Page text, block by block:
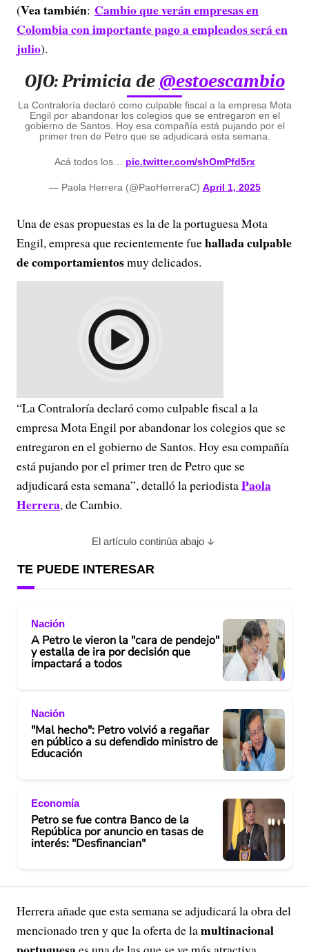
(Vea también: Cambio que verán empresas en
Colombia con importante pago a empleados será en
julio).
OJO: Primicia de @estoescambio
La Contraloría declaró como culpable fiscal a la empresa Mota
Engil por abandonar los colegios que se entregaron en el
gobierno de Santos. Hoy esa compañía está pujando por el
primer tren de Petro que se adjudicará esta semana.
Acá todos los… pic.twitter.com/shOmPfd5rx
— Paola Herrera (@PaoHerreraC) April 1, 2025
Una de esas propuestas es la de la portuguesa Mota
Engil, empresa que recientemente fuehallada culpable
de comportamientosmuy delicados.
“La Contraloría declaró como culpable fiscal a la
empresa Mota Engil por abandonar los colegios que se
entregaron en el gobierno de Santos. Hoy esa compañía
está pujando por el primer tren de Petro que se
adjudicará esta semana”, detalló la periodistaPaola
Herrera, de Cambio.
El artículo continúa abajo
TE PUEDE INTERESAR
Nación
A Petro le vieron la "cara de pendejo"
y estalla de ira por decisión que
impactará a todos
Nación
"Mal hecho": Petro volvió a regañar
en público a su defendido ministro de
Educación
Economía
Petro se fue contra Banco de la
República por anuncio en tasas de
interés: "Desfinancian"
Herrera añade que esta semana se adjudicará la obra del
mencionado tren y que la oferta de lamultinacional